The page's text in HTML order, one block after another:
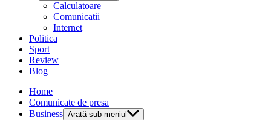
Calculatoare
Comunicatii
Internet
Politica
Sport
Review
Blog
Home
Comunicate de presa
Business Arată sub-meniul